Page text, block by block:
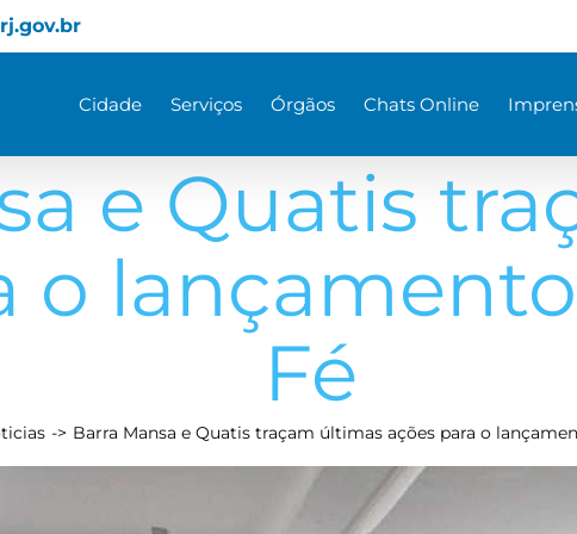
Cidade Serviços Órgãos Chats Online
e Quatis
o
Fé
Barra Mansa e Quatis traçam últimas ações para o